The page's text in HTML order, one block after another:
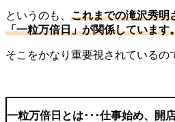
というのも、 これまでの滝沢秀明
「一粒万倍日」が関係しています
そこをかなり重要視されているの
一粒万倍日とは･･･仕事始め、開